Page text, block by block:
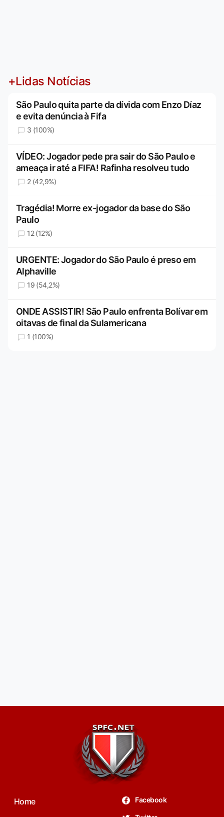
+Lidas Notícias
São Paulo quita parte da dívida com Enzo Díaz
e evita denúncia à Fifa
3 (100%)
VÍDEO: Jogador pede pra sair do São Paulo e
ameaça ir até a FIFA! Rafinha resolveu tudo
2 (42,9%)
Tragédia! Morre ex-jogador da base do São
Paulo
12 (12%)
URGENTE: Jogador do São Paulo é preso em
Alphaville
19 (54,2%)
ONDE ASSISTIR! São Paulo enfrenta Bolívar em
oitavas de final da Sulamericana
1 (100%)
Home Facebook